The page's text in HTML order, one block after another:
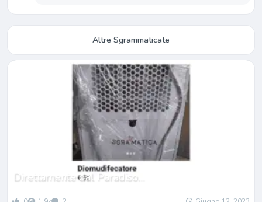
Altre Sgrammaticate
Direttamente dal Paradiso…